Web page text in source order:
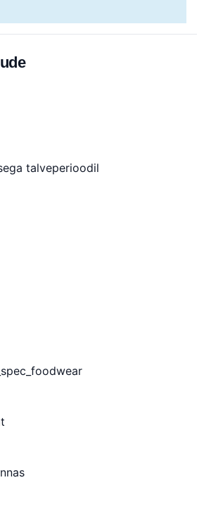
talveperioodil